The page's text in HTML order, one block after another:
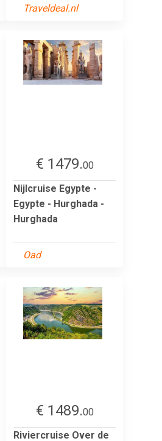
Traveldeal.nl
€ 1479.00
Nijlcruise Egypte -
Egypte - Hurghada -
Hurghada
Oad
€ 1489.00
Riviercruise Over de